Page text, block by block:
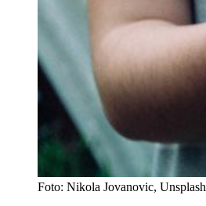
Foto: Nikola Jovanovic, Unsplash